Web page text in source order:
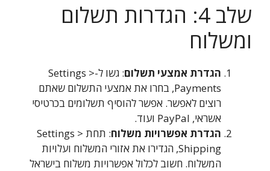
שלב 4: הגדרות תשלום
ומשלוח
הגדרת אמצעי תשלום
: גשו ל-Settings >
Payments, בחרו את אמצעי התשלום שאתם
רוצים לאפשר. אפשר להוסיף תשלומים בכרטיסי
אשראי, PayPal ועוד.
הגדרת אפשרויות משלוח
: תחת Settings >
Shipping, הגדירו את אזורי המשלוח ועלויות
המשלוח. חשוב לכלול אפשרויות משלוח בישראל